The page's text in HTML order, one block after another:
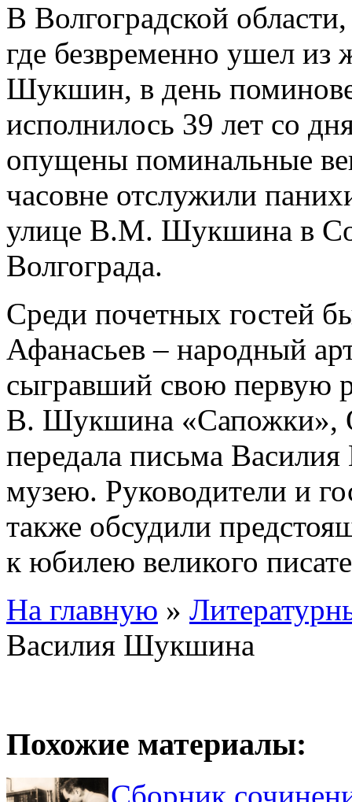
В Волгоградской
где безвременно ушел
Шукшин, в день
исполнилось 39 лет со
опущены поминальные
часовне отслужили
улице В.М. Шукшина в
Волгограда.
Среди почетных гостей
Афанасьев – народный
сыгравший свою первую
В. Шукшина «Сапожки»,
передала письма
музею. Руководители и
также обсудили
к юбилею великого
На главную »
Василия Шукшина
Похожие материалы:
Сборник